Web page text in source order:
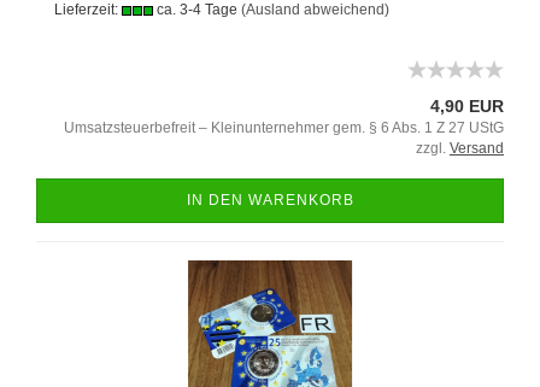
Lieferzeit: ca. 3-4 Tage (Ausland abweichend)
4,90 EUR
Umsatzsteuerbefreit – Kleinunternehmer gem. § 6 Abs. 1 Z 27 UStG
zzgl. Versand
IN DEN WARENKORB